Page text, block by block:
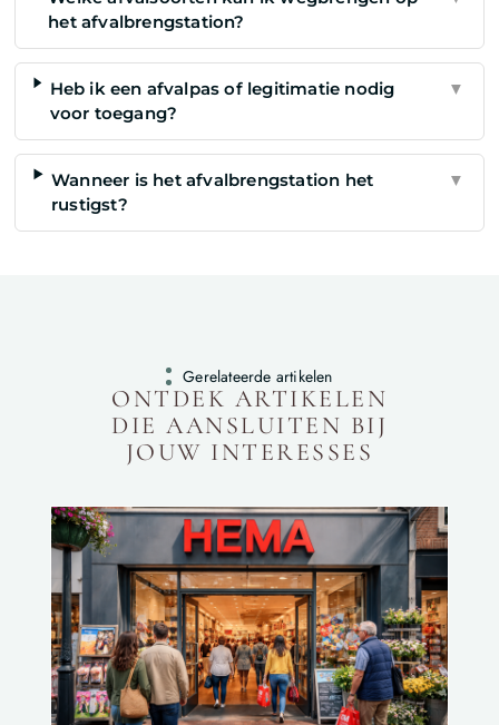
het afvalbrengstation?
Heb ik een afvalpas of legitimatie nodig
voor toegang?
▼
Wanneer is het afvalbrengstation het
rustigst?
▼
Gerelateerde artikelen
ONTDEK ARTIKELEN
DIE AANSLUITEN BIJ
JOUW INTERESSES